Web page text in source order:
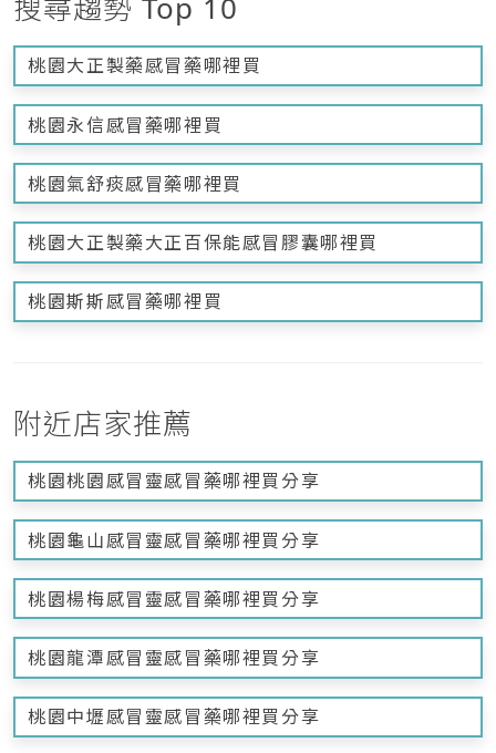
桃園大正製藥感冒藥哪裡買
桃園永信感冒藥哪裡買
桃園氣舒痰感冒藥哪裡買
桃園大正製藥大正百保能感冒膠囊哪裡買
桃園斯斯感冒藥哪裡買
附近店家推薦
桃園桃園感冒靈感冒藥哪裡買分享
桃園龜山感冒靈感冒藥哪裡買分享
桃園楊梅感冒靈感冒藥哪裡買分享
桃園龍潭感冒靈感冒藥哪裡買分享
桃園中壢感冒靈感冒藥哪裡買分享